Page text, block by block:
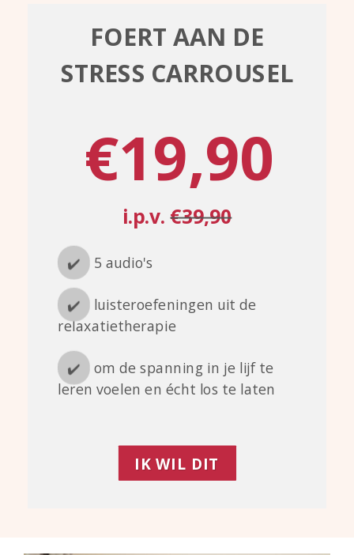
FOERT AAN DE
STRESS CARROUSEL
€19,90
i.p.v.€39,90
✔️ 5 audio's
✔️ luisteroefeningen uit de
relaxatietherapie
✔️ om de spanning in je lijf te
leren voelen en écht los te laten
IK WIL DIT